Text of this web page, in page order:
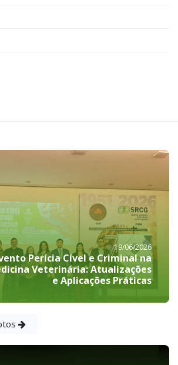
19/06/2026
Perícia Cível e Criminal na
Veterinária: Atualizações
e Aplicações Práticas